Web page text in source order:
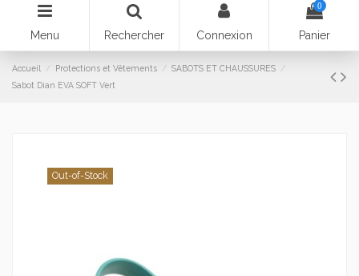
Menu Rechercher Connexion
0
Panier
Accueil Protections et Vêtements
SABOTS ET CHAUSSURES
Sabot Dian EVA SOFT Vert
Out-of-Stock